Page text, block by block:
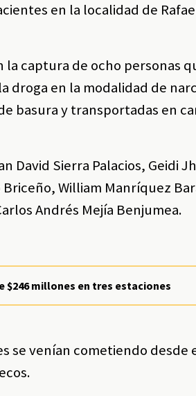
en la localidad de
captura de ocho personas
droga en la modalidad de
basura y transportadas en
David Sierra Palacios, Geidi
William Manríquez
Andrés Mejía Benjumea.
$246 millones en tres estaciones
se venían cometiendo